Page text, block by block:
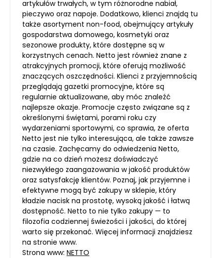
artykułów trwałych, w tym różnorodne nabiał,
pieczywo oraz napoje. Dodatkowo, klienci znajdą tu
także asortyment non-food, obejmujący artykuły
gospodarstwa domowego, kosmetyki oraz
sezonowe produkty, które dostępne są w
korzystnych cenach. Netto jest również znane z
atrakcyjnych promocji, które oferują możliwość
znaczących oszczędności. Klienci z przyjemnością
przeglądają gazetki promocyjne, które są
regularnie aktualizowane, aby móc znaleźć
najlepsze okazje. Promocje często związane są z
określonymi świętami, porami roku czy
wydarzeniami sportowymi, co sprawia, że oferta
Netto jest nie tylko interesująca, ale także zawsze
na czasie. Zachęcamy do odwiedzenia Netto,
gdzie na co dzień możesz doświadczyć
niezwykłego zaangażowania w jakość produktów
oraz satysfakcję klientów. Poznaj, jak przyjemne i
efektywne mogą być zakupy w sklepie, który
kładzie nacisk na prostotę, wysoką jakość i łatwą
dostępność. Netto to nie tylko zakupy — to
filozofia codziennej świeżości i jakości, do której
warto się przekonać. Więcej informacji znajdziesz
na stronie www.
Strona www: NETTO